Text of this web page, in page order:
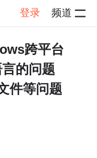
登录 频道
跨平台
的问题
件等问题